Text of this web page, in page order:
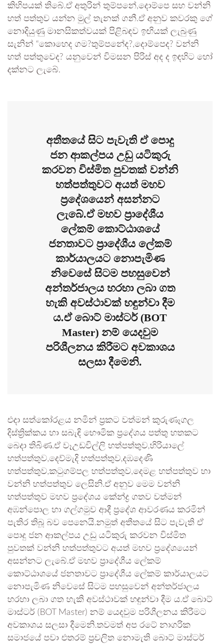
කිහිපයක් තිබේ.ඒ අතුරින් තුම්පනේ,දොම්පෙ සහ වන්නි
හත් පත්තුව යන්න මුල් තැනක් ගනී.ඒ අනුව කවරකු ගේ
නොදියුණු මානසිකත්වයක් පිළිබඳව ඉඟියක් ලැබුණු
සැනින් “කොහෙද ගම?තුම්පනේද?,දොම්පෙද? වන්නි
හත් පත්තුවෙද? යනුවෙන් විමසන පිරිස් අද ද ඉඳහිට හෝ
දක්නට ලැබේ.
අතීතයේ සිට පැවැති ඒ පොදු
ජන ආකල්පය උඩු යටිකුරු
කරවන විස්මිත පුවතක් වන්නි
හත්පත්තුවට අයත් මහව
ප්‍රදේශයෙන් අසන්නට
ලැබේ.ඒ මහව ප්‍රාදේශීය
ලේකම් කොට්ඨාශයේ
ජනතාවට ප්‍රාදේශීය ලේකම්
කාර්යාලයට නොපැමිණ
නිවෙසේ සිටම පහසුවෙන්
අන්තර්ජාලය හරහා ලබා ගත
හැකි අවස්ථාවක් හඳුන්වා දීම
ය.ඒ බොට් මාස්ටර් (BOT
Master) නම් යෙදවුම
පරිශීලනය කිරීමට අවකාශය
සලසා දීමෙනි.
එදා සත්කෝරළය නමින් ප්‍රකට වත්මන් කුරුණෑගල
දිස්ත්‍රික්කය හා සබැඳි භෞමික ප්‍රදේශය පත්තු හතකට
බෙදා තිබිණ.ඒ වෑඋඩවිල්ලි හත්පත්තුව,හිරියාලේ
හත්පත්තුව,දෙව්මැදි හත්පත්තුව,දඹදෙණි
හත්පත්තුව,කටුගම්පල හත්පත්තුව,දෙමළ හත්පත්තුව හා
වන්නි හත්පත්තුව ලෙසිනි.ඒ අනුව මෙම වන්නි
හත්පත්තුව මහව ප්‍රදේශය කේන්ද්‍ර ගතව වත්මන්
අඹන්පොල හා ගල්ගමුව ආදී ප්‍රදේශ ආවරණය කරමින්
පැතිර තිබූ බව පෙනෙයි.නමුත් අතීතයේ සිට පැවැති ඒ
පොදු ජන ආකල්පය උඩු යටිකුරු කරවන විස්මිත
පුවතක් වන්නි හත්පත්තුවට අයත් මහව ප්‍රදේශයෙන්
අසන්නට ලැබේ.ඒ මහව ප්‍රාදේශීය ලේකම්
කොට්ඨාශයේ ජනතාවට ප්‍රාදේශීය ලේකම් කාර්යාලයට
නොපැමිණ නිවෙසේ සිටම පහසුවෙන් අන්තර්ජාලය
හරහා ලබා ගත හැකි අවස්ථාවක් හඳුන්වා දීම ය.ඒ බොට්
මාස්ටර් (BOT Master) නම් යෙදවුම පරිශීලනය කිරීමට
අවකාශය සලසා දීමෙනි.තවමත් අප රටේ නාගරික
සමාජයේ පවා එතරම් ප්‍රචලිත නොමැති බොට් මාස්ටර්